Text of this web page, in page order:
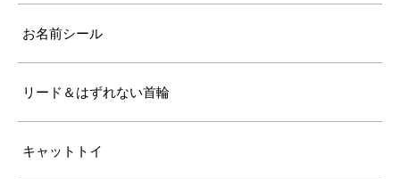
お名前シール
リード＆はずれない首輪
キャットトイ